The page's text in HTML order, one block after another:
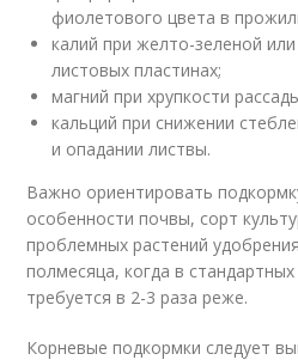
фиолетового цвета в
калий при желто-зеленой
листовых пластинах;
магний при хрупкости
кальций при снижении
и опадании листвы.
Важно ориентировать
особенности почвы, сорт
проблемных растений
полмесяца, когда в
требуется в 2-3 раза реже.
Корневые подкормки следует